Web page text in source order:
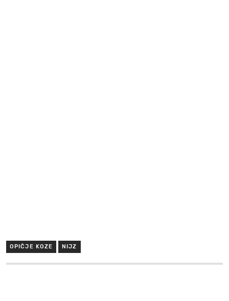
OPIČJE KOZE NIJZ